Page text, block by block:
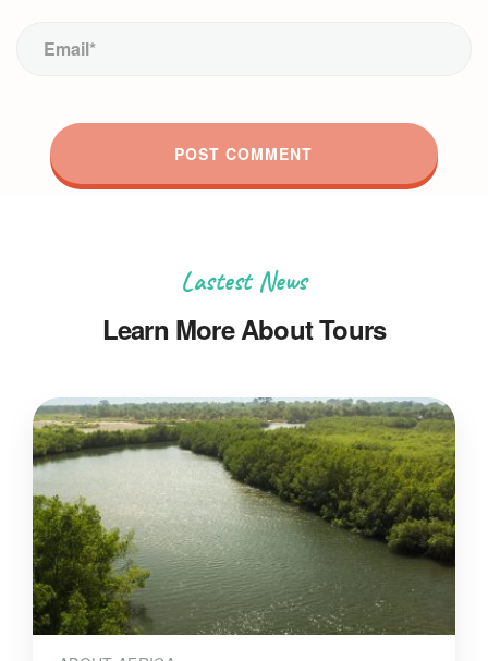
Lastest News
Learn More About Tours